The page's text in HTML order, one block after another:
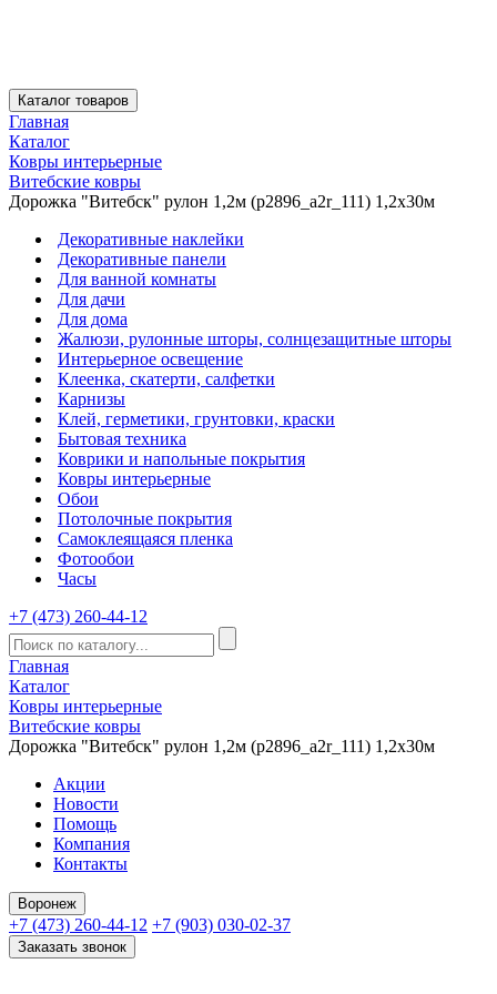
Каталог товаров
Главная
Каталог
Ковры интерьерные
Витебские ковры
Дорожка "Витебск" рулон 1,2м (p2896_a2r_111) 1,2х30м
Декоративные наклейки
Декоративные панели
Для ванной комнаты
Для дачи
Для дома
Жалюзи, рулонные шторы, солнцезащитные шторы
Интерьерное освещение
Клеенка, скатерти, салфетки
Карнизы
Клей, герметики, грунтовки, краски
Бытовая техника
Коврики и напольные покрытия
Ковры интерьерные
Обои
Потолочные покрытия
Самоклеящаяся пленка
Фотообои
Часы
+7 (473) 260-44-12
Главная
Каталог
Ковры интерьерные
Витебские ковры
Дорожка "Витебск" рулон 1,2м (p2896_a2r_111) 1,2х30м
Акции
Новости
Помощь
Компания
Контакты
Воронеж
+7 (473) 260-44-12 +7 (903) 030-02-37
Заказать звонок